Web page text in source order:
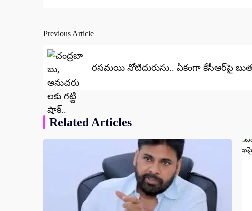
Post
navigation
Previous Article
రసమయి నోటిదురుసు.. ఏకంగా కేసీఆర్‌పై
Related Articles